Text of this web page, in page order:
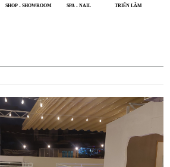
SPA - NAIL TRIỂN LÃM VĂN PHÒNG